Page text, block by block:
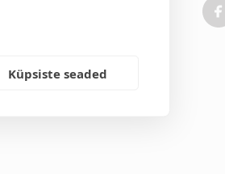
Küpsiste seaded